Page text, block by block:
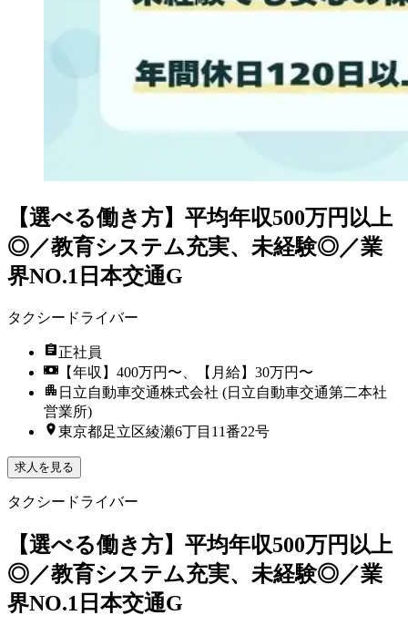
【選べる働き方】平均年収500万円以上
◎／教育システム充実、未経験◎／業
界NO.1日本交通G
タクシードライバー
正社員
【年収】400万円〜、【月給】30万円〜
日立自動車交通株式会社 (日立自動車交通第二本社
営業所)
東京都足立区綾瀬6丁目11番22号
求人を見る
タクシードライバー
【選べる働き方】平均年収500万円以上
◎／教育システム充実、未経験◎／業
界NO.1日本交通G